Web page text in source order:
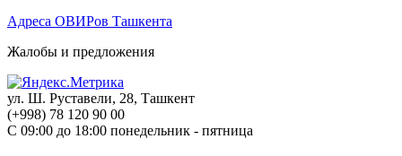
Адреса ОВИРов Ташкента
Жалобы и предложения
ул. Ш. Руставели, 28, Ташкент
(+998) 78 120 90 00
С 09:00 до 18:00 понедельник - пятница